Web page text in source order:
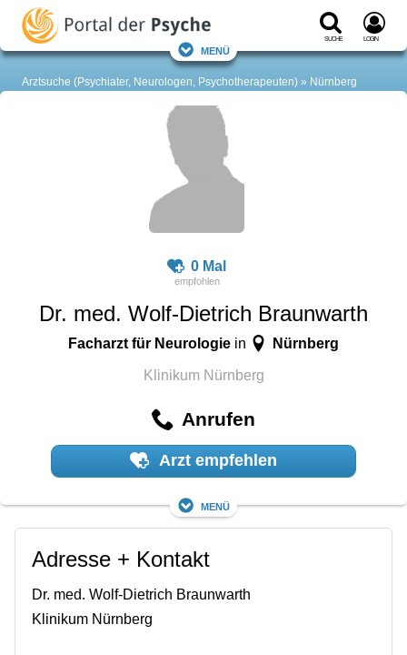
Suche Login
Menü
Arztsuche (Psychiater, Neurologen, Psychotherapeuten) Nürnberg
0 Mal
Dr. med. Wolf-Dietrich Braunwarth
Facharzt für Neurologiein Nürnberg
Klinikum Nürnberg
Anrufen
Arzt empfehlen
Menü
Adresse + Kontakt
Dr. med. Wolf-Dietrich Braunwarth
Klinikum Nürnberg